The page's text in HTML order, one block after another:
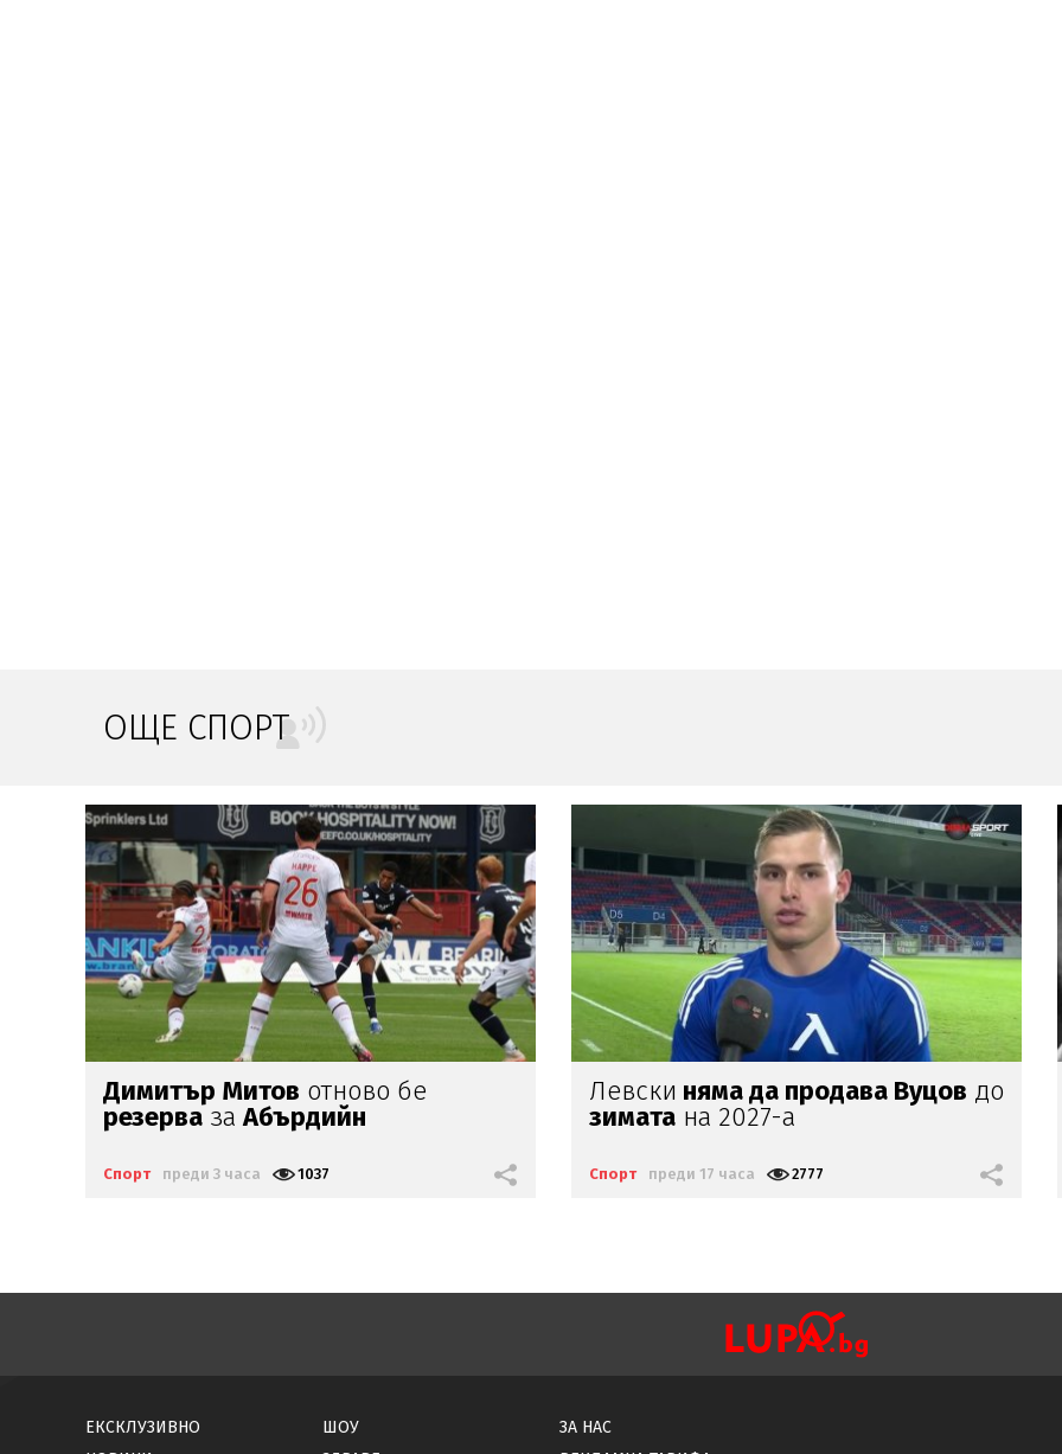
ОЩЕ СПОРТ
Левскиняма да продава Вуцов
зиматана 2027-а
Спорт преди 17 часа 2777
Лионел Меси загубибаща си
Спорт преди 18 часа 3885
ЕКСКЛУЗИВНО
ШОУ
ЗА НАС